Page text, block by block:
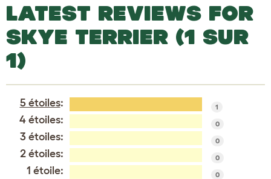
LATEST REVIEWS FOR
SKYE TERRIER (1 SUR
1)
5 étoiles: 1
4 étoiles: 0
3 étoiles: 0
2 étoiles: 0
1 étoile: 0